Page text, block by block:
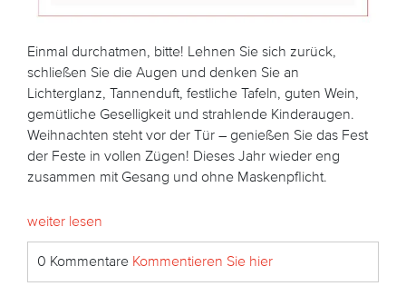
Einmal durchatmen, bitte! Lehnen Sie sich zurück,
schließen Sie die Augen und denken Sie an
Lichterglanz, Tannenduft, festliche Tafeln, guten Wein,
gemütliche Geselligkeit und strahlende Kinderaugen.
Weihnachten steht vor der Tür – genießen Sie das Fest
der Feste in vollen Zügen! Dieses Jahr wieder eng
zusammen mit Gesang und ohne Maskenpflicht.
weiter lesen
0 Kommentare Kommentieren Sie hier